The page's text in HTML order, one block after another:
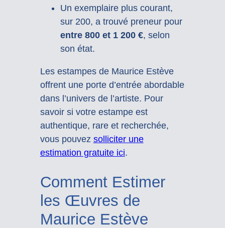
Un exemplaire plus courant,
sur 200, a trouvé preneur pour
entre 800 et 1 200 €, selon
son état.
Les estampes de Maurice Estève
offrent une porte d’entrée abordable
dans l’univers de l’artiste. Pour
savoir si votre estampe est
authentique, rare et recherchée,
vous pouvez solliciter une
estimation gratuite ici.
Comment Estimer
les Œuvres de
Maurice Estève